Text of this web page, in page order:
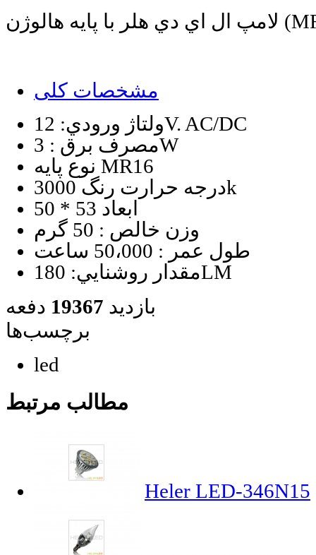
مشخصات کلی
ولتاژ ورودي: 12V. AC/DC
مصرف برق : 3W
نوع پايه MR16
درجه حرارت رنگ 3000k
ابعاد 53 * 50
وزن خالص : 50 گرم
طول عمر : 50،000 ساعت
مقدار روشنايي: 180LM
بازدید 19367 دفعه
برچسب‌ها
led
مطالب مرتبط
Heler LED-346N15